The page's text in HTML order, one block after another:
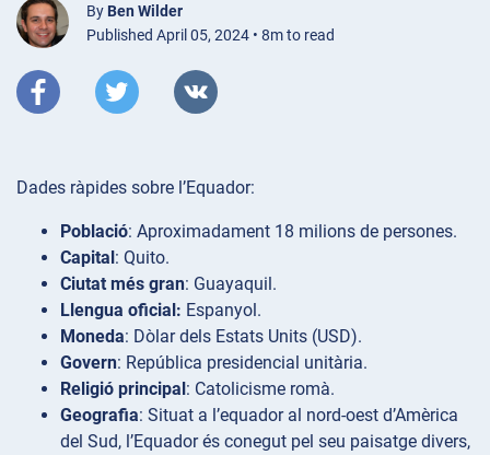
By Ben Wilder
Published April 05, 2024 • 8m to read
Dades ràpides sobre l’Equador:
Població: Aproximadament 18 milions de persones.
Capital: Quito.
Ciutat més gran: Guayaquil.
Llengua oficial: Espanyol.
Moneda: Dòlar dels Estats Units (USD).
Govern: República presidencial unitària.
Religió principal: Catolicisme romà.
Geografia: Situat a l’equador al nord-oest d’Amèrica
del Sud, l’Equador és conegut pel seu paisatge divers,